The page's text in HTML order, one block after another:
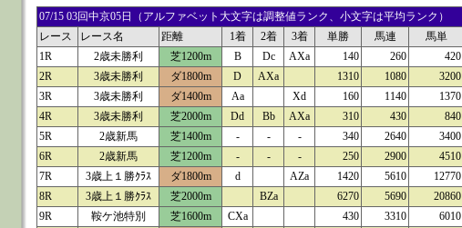
07/15 03回中京05日（アルファベット大文字は調整値ランク、小文字は平均ランク）
レース
レース名 距離 1着 2着 3着 単勝 馬連 馬単
1R
2歳未勝利 芝1200m B Dc AXa 140 260 420
2R
3歳未勝利 ダ1800m D AXa 1310 1080 3200
3R
3歳未勝利 ダ1400m Aa Xd 160 1140 1370
4R
3歳未勝利 芝2000m Dd Bb AXa 310 430 840
5R
2歳新馬 芝1400m - - - 340 2640 3400
6R
2歳新馬 芝1200m - - - 250 2900 4510
7R
3歳上１勝ｸﾗｽ ダ1800m d AZa 1420 5610 12770
8R
3歳上１勝ｸﾗｽ 芝2000m BZa 6270 5690 20860
9R
鞍ケ池特別 芝1600m CXa 430 3310 6010